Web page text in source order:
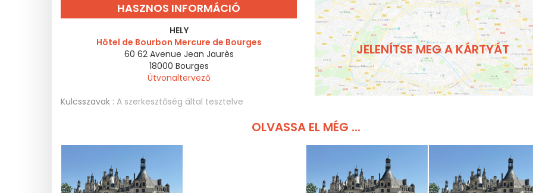
HASZNOS INFORMÁCIÓ
HELY
Hôtel de Bourbon Mercure de Bourges
60 62 Avenue Jean Jaurès
18000 Bourges
Útvonaltervező
JELENÍTSE MEG A KÁRTYÁT
Kulcsszavak : A szerkesztőség által tesztelve
OLVASSA EL MÉG ...